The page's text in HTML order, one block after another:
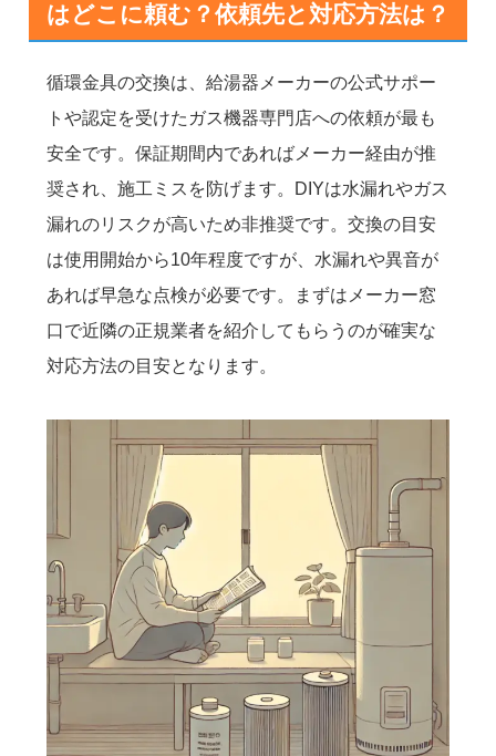
はどこに頼む？依頼先と対応方法は？
循環金具の交換は、給湯器メーカーの公式サポー
トや認定を受けたガス機器専門店への依頼が最も
安全です。保証期間内であればメーカー経由が推
奨され、施工ミスを防げます。DIYは水漏れやガス
漏れのリスクが高いため非推奨です。交換の目安
は使用開始から10年程度ですが、水漏れや異音が
あれば早急な点検が必要です。まずはメーカー窓
口で近隣の正規業者を紹介してもらうのが確実な
対応方法の目安となります。